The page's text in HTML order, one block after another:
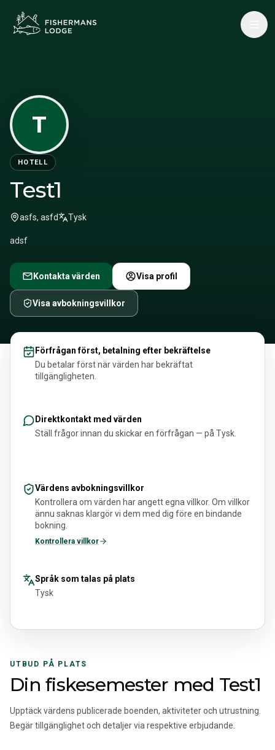
T
HOTELL
Test1
asfs, asfd Tysk
adsf
Kontakta värden Visa profil
Visa avbokningsvillkor
Förfrågan först, betalning efter bekräftelse
Du betalar först när värden har bekräftat
tillgängligheten.
Direktkontakt med värden
Ställ frågor innan du skickar en förfrågan — på Tysk.
Värdens avbokningsvillkor
Kontrollera om värden har angett egna villkor. Om villkor
ännu saknas klargör vi dem med dig före en bindande
bokning.
Kontrollera villkor
Språk som talas på plats
Tysk
UTBUD PÅ PLATS
Din fiskesemester med Test1
Upptäck värdens publicerade boenden, aktiviteter och utrustning.
Begär tillgänglighet och detaljer via respektive erbjudande.